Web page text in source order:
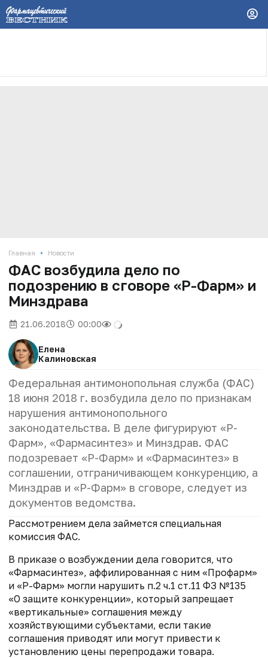
Главная • Новости
ФАС возбудила дело по
подозрению в сговоре «Р-Фарм» и
Минздрава
21.06.2018 00:00
Елена
Калиновская
Федеральная антимонопольная служба (ФАС)
18 июня 2018 г. возбудила дело по признакам
нарушения антимонопольного
законодательства. В деле фигурируют «Р-
Фарм», «Фармасинтез» и Минздрав. ФАС
подозревает «Р-Фарм» и «Фармасинтез» в
соглашении, отграничивающем конкуренцию, а
Минздрав и «Р-Фарм» в сговоре, следует из
документов ведомства.
Рассмотрением дела займется специальная
комиссия ФАС.
В приказе о возбуждении дела говорится, что
«Фармасинтез», аффилированная с ним «Профарм»
и «Р-Фарм» могли нарушить п.2 ч.1 ст.11 ФЗ №135
«О защите конкуренции», который запрещает
«вертикальные» соглашения между
хозяйствующими субъектами, если такие
соглашения приводят или могут привести к
установлению цены перепродажи товара.